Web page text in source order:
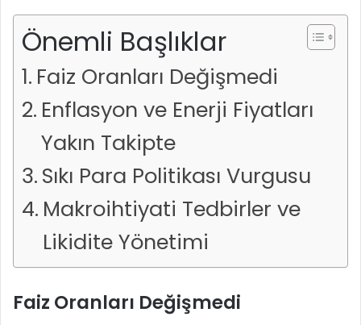
Önemli Başlıklar
Faiz Oranları Değişmedi
Enflasyon ve Enerji Fiyatları
Yakın Takipte
Sıkı Para Politikası Vurgusu
Makroihtiyati Tedbirler ve
Likidite Yönetimi
Faiz Oranları Değişmedi